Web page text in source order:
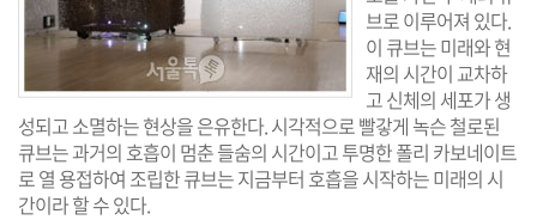
브로 이루어져 있다.
이 큐브는 미래와 현
재의 시간이 교차하
고 신체의 세포가 생
성되고 소멸하는 현상을 은유한다. 시각적으로 빨갛게 녹슨 철로된
큐브는 과거의 호흡이 멈춘 들숨의 시간이고 투명한 폴리 카보네이트
로 열 용접하여 조립한 큐브는 지금부터 호흡을 시작하는 미래의 시
간이라 할 수 있다.